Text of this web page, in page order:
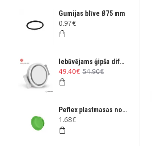
Gumijas blīve Ø75 mm
0.97€
Iebūvējams ģipša difuzors RONDO Ø100 mm
49.40€ 54.90€
Peflex plastmasas noslēgvāks Ø 75 mm
1.68€